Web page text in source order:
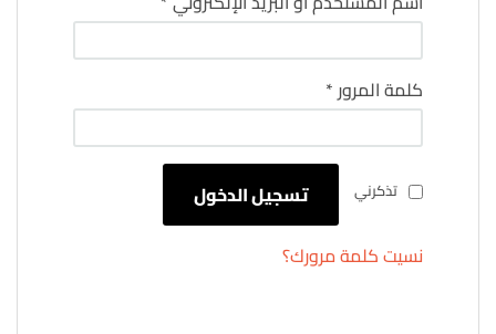
كلمة المرور*
تذكرني
تسجيل الدخول
نسيت كلمة مرورك؟